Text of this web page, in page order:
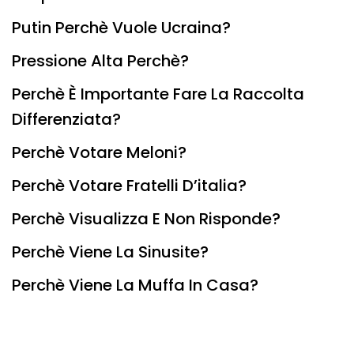
Putin Perchè Vuole Ucraina?
Pressione Alta Perchè?
Perchè È Importante Fare La Raccolta
Differenziata?
Perchè Votare Meloni?
Perchè Votare Fratelli D’italia?
Perchè Visualizza E Non Risponde?
Perchè Viene La Sinusite?
Perchè Viene La Muffa In Casa?